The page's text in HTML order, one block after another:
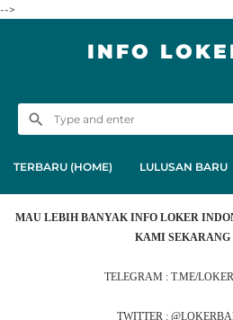
-->
INFO
TERBARU (HOME) LULUSAN BARU
MAU LEBIH BANYAK INFO LOKER
KAMI SEKARANG
TELEGRAM : T.ME/
TWITTER :